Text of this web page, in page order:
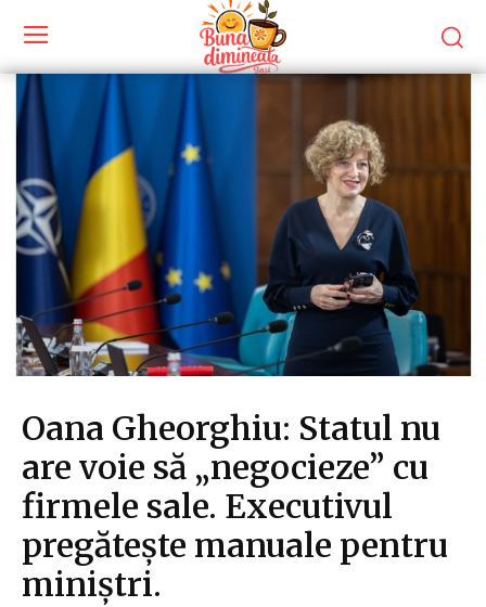
Oana Gheorghiu: Statul nu
are voie să „negocieze” cu
firmele sale. Executivul
pregătește manuale pentru
miniștri.